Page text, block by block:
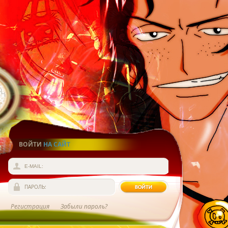
ВОЙТИ НА САЙТ
E-MAIL:
ПАРОЛЬ:
Регистрация Забыли пароль?